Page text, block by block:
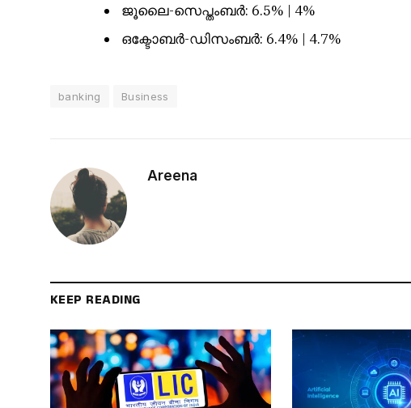
ജൂലൈ-സെപ്തംബർ: 6.5% | 4%
ഒക്ടോബർ-ഡിസംബർ: 6.4% | 4.7%
banking Business
Areena
KEEP READING